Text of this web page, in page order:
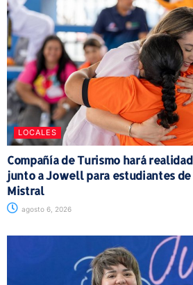
LOCALES
Compañía de Turismo hará
junto a Jowell para estudiantes de
Mistral
agosto 6, 2026